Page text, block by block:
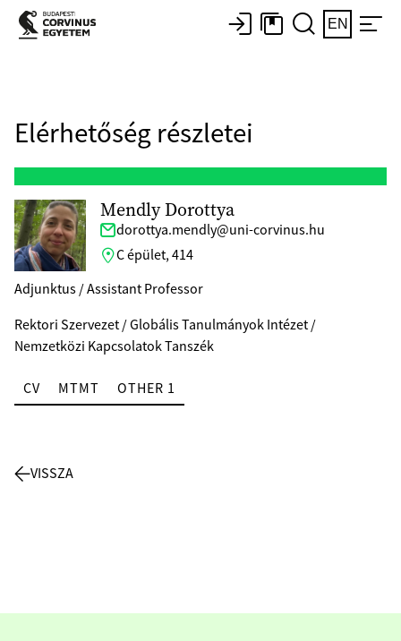
EN
Elérhetőség részletei
Mendly Dorottya
dorottya.mendly@uni-corvinus.hu
C épület, 414
Adjunktus / Assistant Professor
Rektori Szervezet / Globális Tanulmányok Intézet /
Nemzetközi Kapcsolatok Tanszék
CV MTMT OTHER 1
VISSZA